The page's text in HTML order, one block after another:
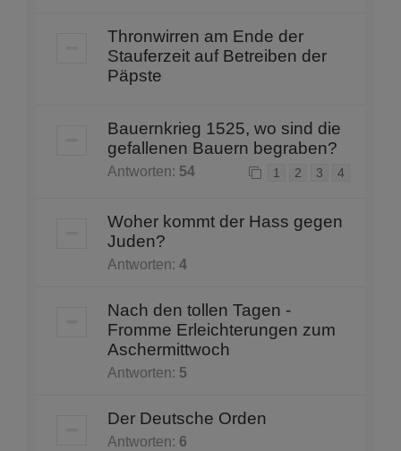
Thronwirren am Ende der
Stauferzeit auf Betreiben der
Päpste
Bauernkrieg 1525, wo sind die
gefallenen Bauern begraben?
Antworten: 54 1 2 3 4
Woher kommt der Hass gegen
Juden?
Antworten: 4
Nach den tollen Tagen -
Fromme Erleichterungen zum
Aschermittwoch
Antworten: 5
Der Deutsche Orden
Antworten: 6